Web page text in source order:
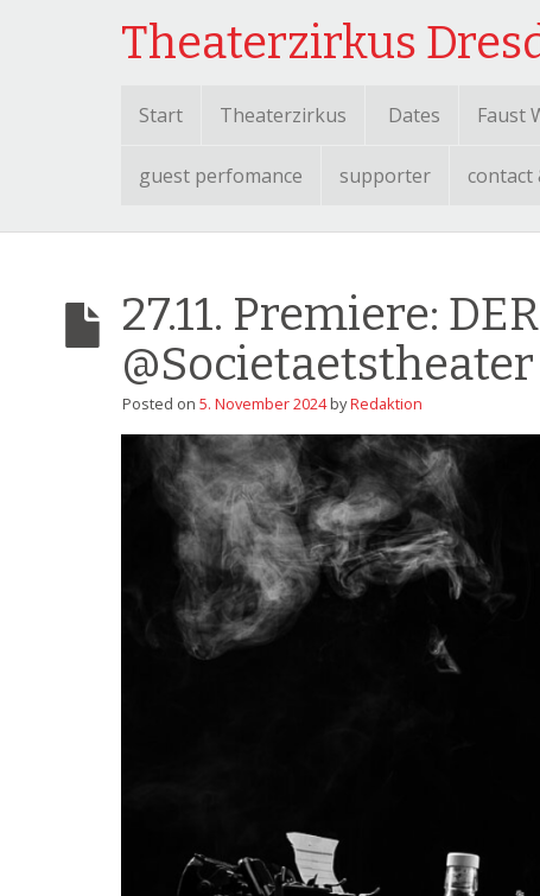
Theaterzirkus
Start Theaterzirkus Dates Faust
guest perfomance supporter contact
27.11. Premiere:
Posted on 5. November 2024 byRedaktion